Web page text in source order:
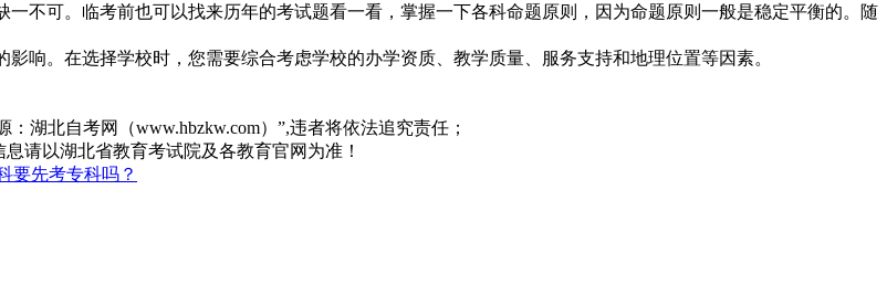
不可。临考前也可以找来历年的考试题看一看，掌握一下各科命题原则，因为命题原则一般是稳定平衡的。随
响。在选择学校时，您需要综合考虑学校的办学资质、教学质量、服务支持和地理位置等因素。
湖北自考网（www.hbzkw.com）”,违者将依法追究责任；
请以湖北省教育考试院及各教育官网为准！
要先考专科吗？